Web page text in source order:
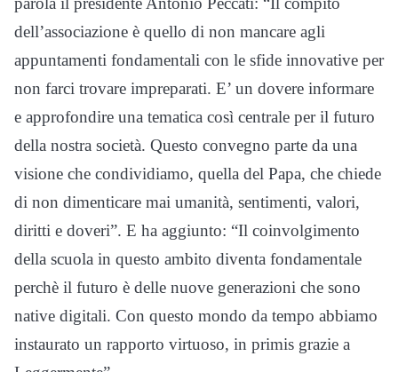
dell’associazione è quello di non mancare agli
appuntamenti fondamentali con le sfide innovative per
non farci trovare impreparati. E’ un dovere informare
e approfondire una tematica così centrale per il futuro
della nostra società. Questo convegno parte da una
visione che condividiamo, quella del Papa, che chiede
di non dimenticare mai umanità, sentimenti, valori,
diritti e doveri”. E ha aggiunto: “Il coinvolgimento
della scuola in questo ambito diventa fondamentale
perchè il futuro è delle nuove generazioni che sono
native digitali. Con questo mondo da tempo abbiamo
instaurato un rapporto virtuoso, in primis grazie a